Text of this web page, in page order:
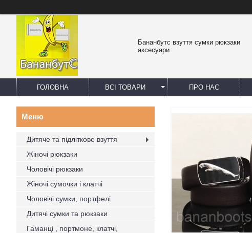
Бананбутс взуття сумки рюкзаки
аксесуари
ГОЛОВНА ВСІ ТОВАРИ ПРО НАС
Дитяче та підліткове взуття
Жіночі рюкзаки
Чоловічі рюкзаки
Жіночі сумочки і клатчі
Чоловічі сумки, портфелі
Дитячі сумки та рюкзаки
Гаманці , портмоне, клатчі,